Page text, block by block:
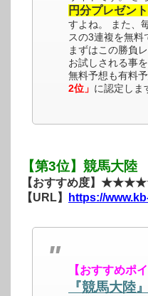
円分プレゼント
すよね。 また、
スの3連複を無料
まずはこの勝負
お試しされる事
無料予想も有料
2位」 に認定しま
【第3位】競馬大陸
【おすすめ度】
【URL】
https://
【おすすめポ
『競馬大陸』